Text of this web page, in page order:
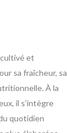
et
sa fraîcheur, sa
À la
il s’intègre
quotidien